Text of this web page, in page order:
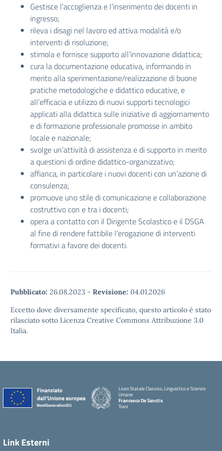
Gestisce l’accoglienza e l’inserimento dei docenti in
ingresso;
rileva i disagi nel lavoro ed attiva modalità e/o
interventi di risoluzione;
stimola e fornisce supporto all’innovazione didattica;
cura la documentazione educativa, informando in
merito alla sperimentazione/realizzazione di buone
pratiche metodologiche e didattico educative, e
all’efficacia e utilizzo di nuovi supporti tecnologici
applicati alla didattica sulle iniziative di aggiornamento
e di formazione professionale promosse in ambito
locale e nazionale;
svolge un’attività di assistenza e di supporto in merito
a questioni di ordine didattico-organizzativo;
affianca, in particolare i nuovi docenti con un’azione di
consulenza;
promuove uno stile di comunicazione e collaborazione
costruttivo con e tra i docenti;
opera a contatto con il Dirigente Scolastico e il DSGA
al fine di rendere fattibile l’erogazione di interventi
formativi a favore dei docenti.
Pubblicato: 26.08.2023 - Revisione: 04.01.2026
Eccetto dove diversamente specificato, questo articolo è stato
rilasciato sotto Licenza Creative Commons Attribuzione 3.0
Italia.
Liceo Statale Classico, Linguistico e Scienze
Umane
Francesco De Sanctis
Trani
Link Esterni